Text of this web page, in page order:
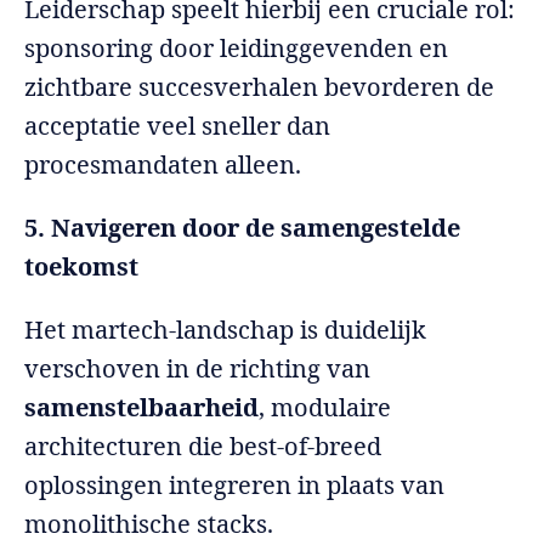
Leiderschap speelt hierbij een cruciale rol:
sponsoring door leidinggevenden en
zichtbare succesverhalen bevorderen de
acceptatie veel sneller dan
procesmandaten alleen.
5. Navigeren door de samengestelde
toekomst
Het martech-landschap is duidelijk
verschoven in de richting van
samenstelbaarheid, modulaire
architecturen die best-of-breed
oplossingen integreren in plaats van
monolithische stacks.